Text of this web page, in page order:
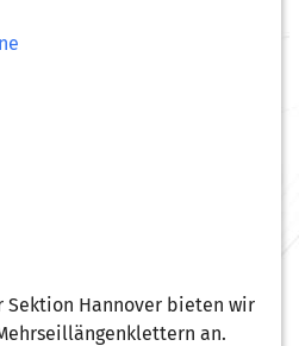
Hannover bieten wir
an.